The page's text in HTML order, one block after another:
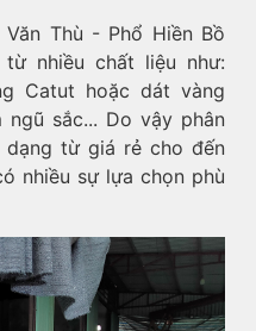
Văn Thù - Phổ Hiền Bồ
nhiều chất liệu như:
Catut hoặc dát vàng
sắc... Do vậy phân
từ giá rẻ cho đến
nhiều sự lựa chọn phù